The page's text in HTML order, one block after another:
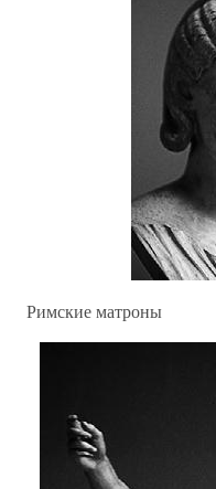
Римские матроны